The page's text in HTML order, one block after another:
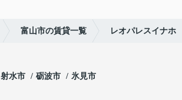
富山市の賃貸一覧 レオパレスイナホ
射水市 砺波市 氷見市